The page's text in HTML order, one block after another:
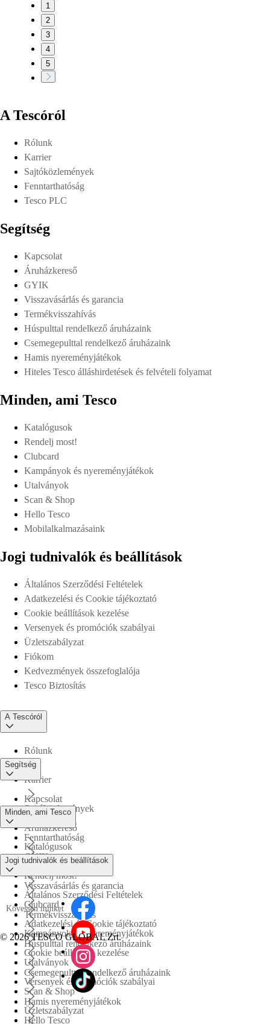
1
2
3
4
5
A Tescóról
Rólunk
Karrier
Sajtóközlemények
Fenntarthatóság
Tesco PLC
Segítség
Kapcsolat
Áruházkereső
GYIK
Visszavásárlás és garancia
Termékvisszahívás
Húspulttal rendelkező áruházaink
Csemegepulttal rendelkező áruházaink
Hamis nyereményjátékok
Hiteles Tesco álláshirdetések és felvételi folyamat
Minden, ami Tesco
Katalógusok
Rendelj most!
Clubcard
Kampányok és nyereményjátékok
Utalványok
Scan & Shop
Hello Tesco
Mobilalkalmazásaink
Jogi tudnivalók és beállítások
Általános Szerződési Feltételek
Adatkezelési és Cookie tájékoztató
Cookie beállítások kezelése
Versenyek és promóciók szabályai
Üzletszabályzat
Fiókom
Kedvezmények összefoglalója
Tesco Biztosítás
A Tescóról
Rólunk
Karrier
Sajtóközlemények
Fenntarthatóság
Tesco PLC
Segítség
Kapcsolat
Áruházkereső
GYIK
Visszavásárlás és garancia
Termékvisszahívás
Húspulttal rendelkező áruházaink
Csemegepulttal rendelkező áruházaink
Hamis nyereményjátékok
Minden, ami Tesco
Katalógusok
Rendelj most!
Clubcard
Kampányok és nyereményjátékok
Utalványok
Scan & Shop
Hello Tesco
Jogi tudnivalók és beállítások
Általános Szerződési Feltételek
Adatkezelési és Cookie tájékoztató
Cookie beállítások kezelése
Versenyek és promóciók szabályai
Üzletszabályzat
Kövessen minket
© 2026 TESCO GLOBAL Zrt.